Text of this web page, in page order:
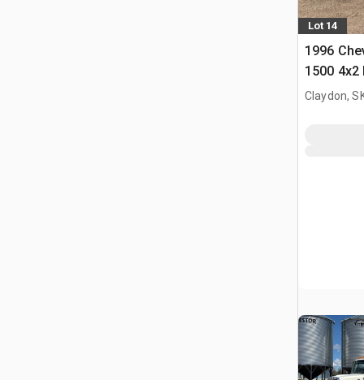
Lot 14
1996
1500 4x2
Pickup
Claydon,